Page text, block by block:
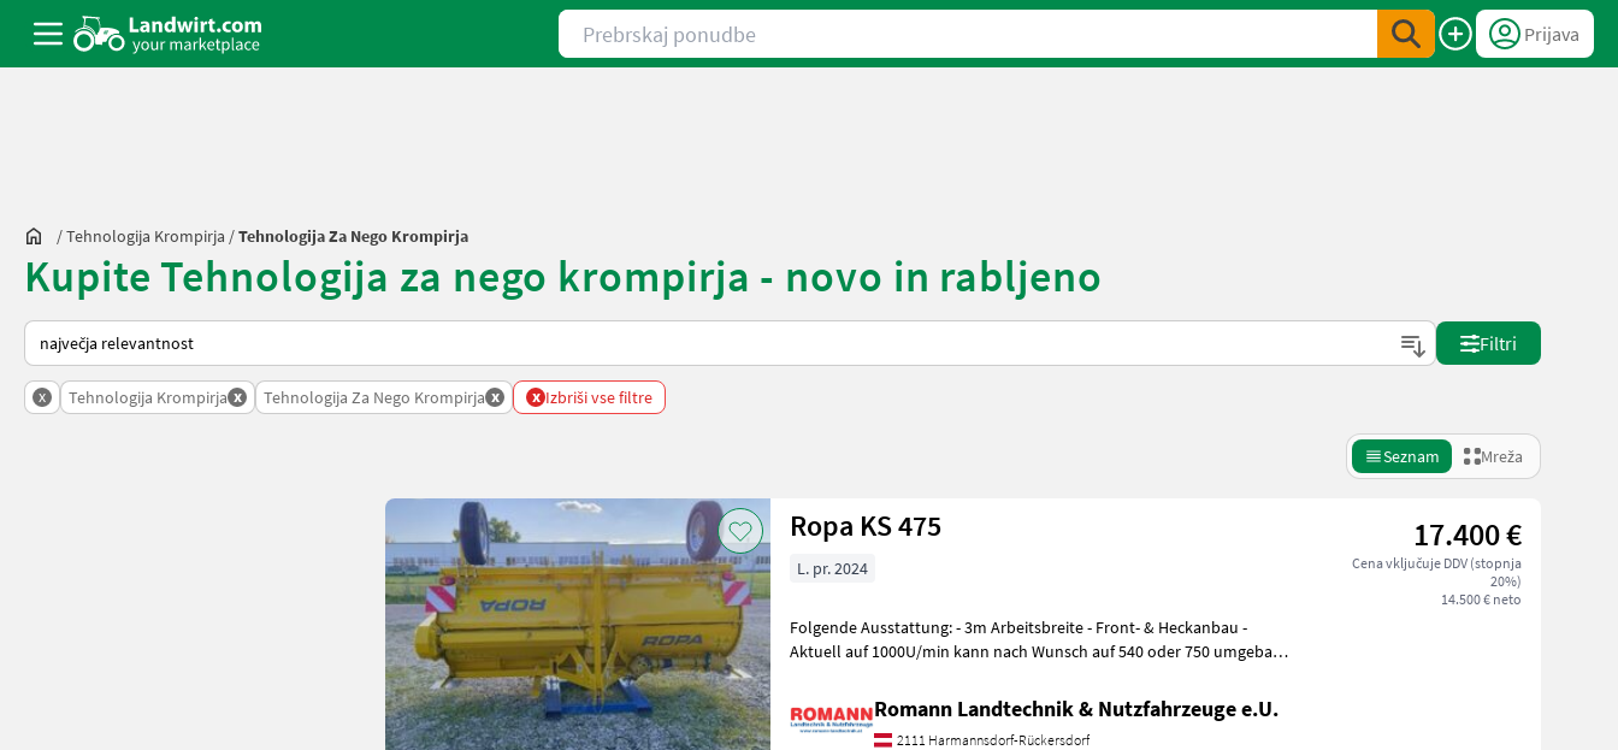
Prebrskaj ponudbe
Prijava
/Tehnologija Krompirja /Tehnologija Za Nego Krompirja
Kupite Tehnologija za nego krompirja - novo in rabljeno
Tako je razvrščeno na Landwirt.com
Filtri
x Tehnologija Krompirja x Tehnologija Za Nego Krompirja x x Izbriši vse filtre
Seznam Mreža
Ropa KS 475 17.400 €
Cena vključuje DDV (stopnja
20%)
14.500 € neto
L. pr. 2024
Folgende Ausstattung: - 3m Arbeitsbreite - Front- & Heckanbau -
Aktuell auf 1000U/min kann nach Wunsch auf 540 oder 750 umgebaut
Romann Landtechnik & Nutzfahrzeuge e.U.
2111 Harmannsdorf-Rückersdorf